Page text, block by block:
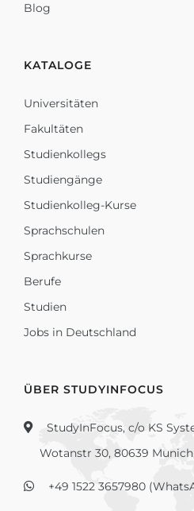
Blog
KATALOGE
Universitäten
Fakultäten
Studienkollegs
Studiengänge
Studienkolleg-Kurse
Sprachschulen
Sprachkurse
Berufe
Studien
Jobs in Deutschland
ÜBER STUDYINFOCUS
StudyInFocus, c/o KS
Wotanstr 30, 80639
+49 1522 3657980